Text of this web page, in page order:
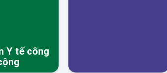
Y tế công